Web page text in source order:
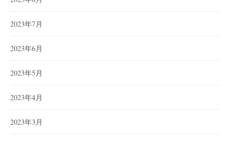
2023年7月
2023年6月
2023年5月
2023年4月
2023年3月